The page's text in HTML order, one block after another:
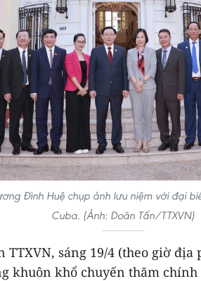
Đình Huệ chụp ảnh lưu niệm với đại
Cuba. (Ảnh: Doãn Tấn/TTXVN)
TTXVN, sáng 19/4 (theo giờ
khuôn khổ chuyến thăm chính